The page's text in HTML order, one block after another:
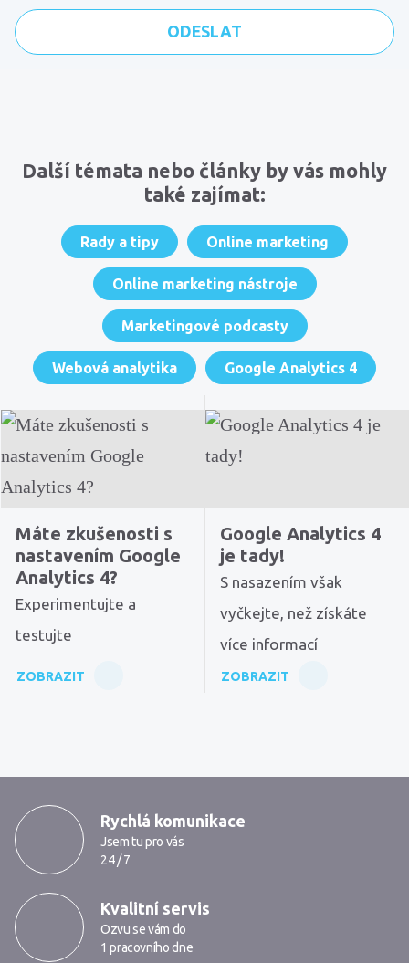
Další témata nebo články by vás mohly
také zajímat:
Rady a tipy Online marketing
Online marketing nástroje
Marketingové podcasty
Webová analytika Google Analytics 4
Máte zkušenosti s
nastavením Google
Analytics 4?
Experimentujte a
testujte
ZOBRAZIT
Google Analytics 4
je tady!
S nasazením však
vyčkejte, než získáte
více informací
ZOBRAZIT
MarkMedia
Rychlá komunikace
Jsem tu pro vás
24 / 7
Kvalitní servis
Ozvu se vám do
1 pracovního dne